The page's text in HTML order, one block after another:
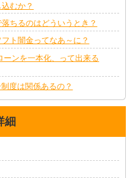
むか？
ちるのはどういうとき？
ト闇金ってなあ～に？
ーンを一本化、って出来る
度は関係あるの？
細